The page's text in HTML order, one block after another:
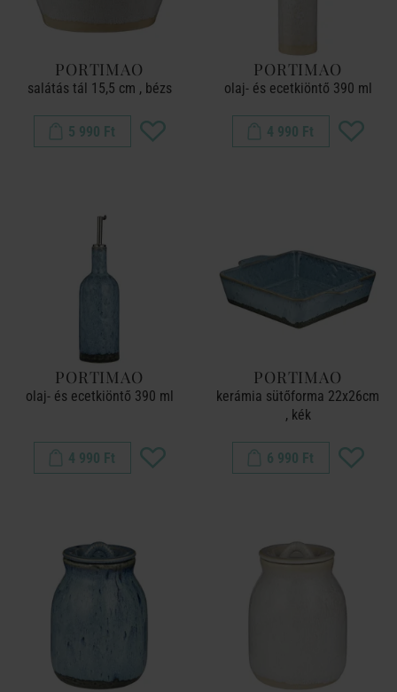
PORTIMAO
salátás tál 15,5 cm , bézs
5 990 Ft
PORTIMAO
olaj- és ecetkiöntő 390 ml
4 990 Ft
PORTIMAO
olaj- és ecetkiöntő 390 ml
4 990 Ft
PORTIMAO
kerámia sütőforma 22x26cm
, kék
6 990 Ft